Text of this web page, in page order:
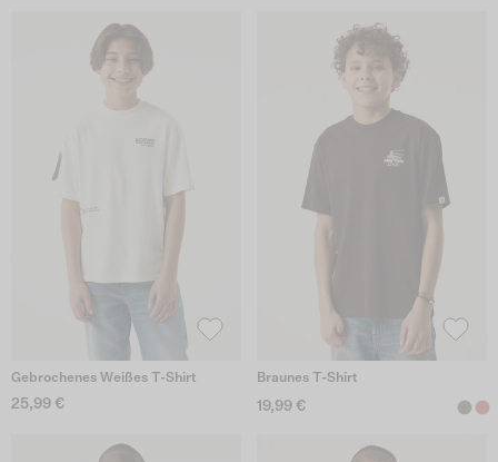
Gebrochenes Weißes T-Shirt
25,99 €
Braunes T-Shirt
19,99 €